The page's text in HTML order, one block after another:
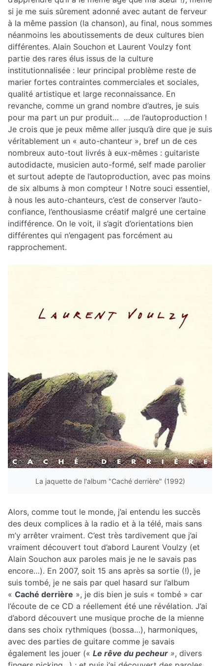
si je me suis sûrement adonné avec autant de ferveur
à la même passion (la chanson), au final, nous sommes
néanmoins les aboutissements de deux cultures bien
différentes. Alain Souchon et Laurent Voulzy font
partie des rares élus issus de la culture
institutionnalisée : leur principal problème reste de
marier fortes contraintes commerciales et sociales,
qualité artistique et large reconnaissance. En
revanche, comme un grand nombre d’autres, je suis
pour ma part un pur produit… …de l’autoproduction !
Je crois que je peux même aller jusqu’à dire que je suis
véritablement un « auto-chanteur », bref un de ces
nombreux auto-tout livrés à eux-mêmes : guitariste
autodidacte, musicien auto-formé, self made parolier
et surtout adepte de l’autoproduction, avec pas moins
de six albums à mon compteur ! Notre souci essentiel,
à nous les auto-chanteurs, c’est de conserver l’auto-
confiance, l’enthousiasme créatif malgré une certaine
indifférence. On le voit, il s’agit d’orientations bien
différentes qui n’engagent pas forcément au
rapprochement.
La jaquette de l'album "Caché derrière" (1992)
Alors, comme tout le monde, j’ai entendu les succès
des deux complices à la radio et à la télé, mais sans
m’y arrêter vraiment. C’est très tardivement que j’ai
vraiment découvert tout d’abord Laurent Voulzy (et
Alain Souchon aux paroles mais je ne le savais pas
encore…). En 2007, soit 15 ans après sa sortie (!), je
suis tombé, je ne sais par quel hasard sur l’album
« Caché derrière », je dis bien je suis « tombé » car
l’écoute de ce CD a réellement été une révélation. J’ai
d’abord découvert une musique proche de la mienne
dans ses choix rythmiques (bossa…), harmoniques,
avec des parties de guitare comme je savais
également les jouer (« Le rêve du pecheur », divers